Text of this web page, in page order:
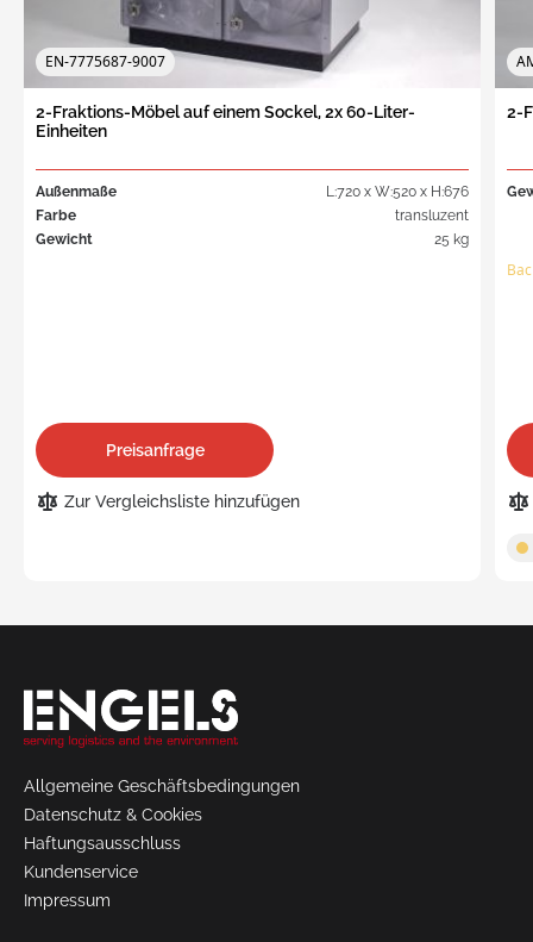
EN-7775687-9007
2-Fraktions-Möbel auf einem Sockel, 2x 60-Liter-
Einheiten
Außenmaße
L:720 x W:520 x H:676
Farbe
transluzent
Gewicht
25 kg
Preisanfrage
Zur Vergleichsliste hinzufügen
2-
a Quote
Allgemeine Geschäftsbedingungen
Datenschutz & Cookies
Haftungsausschluss
Kundenservice
Impressum